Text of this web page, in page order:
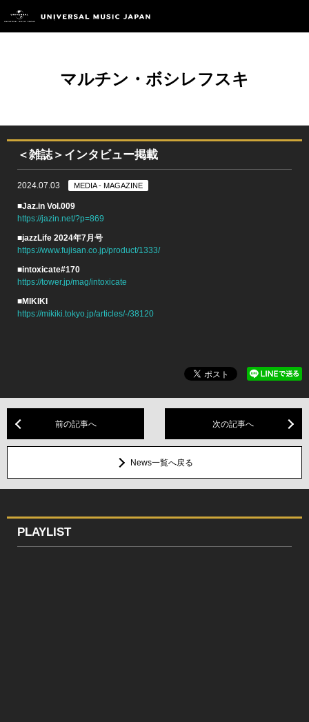
マルチン・ボシレフスキ
＜雑誌＞インタビュー掲載
2024.07.03 MEDIA - MAGAZINE
■Jaz.in Vol.009
https://jazin.net/?p=869
■jazzLife 2024年7月号
https://www.fujisan.co.jp/product/1333/
■intoxicate#170
https://tower.jp/mag/intoxicate
■MIKIKI
https://mikiki.tokyo.jp/articles/-/38120
前の記事へ 次の記事へ
News一覧へ戻る
PLAYLIST